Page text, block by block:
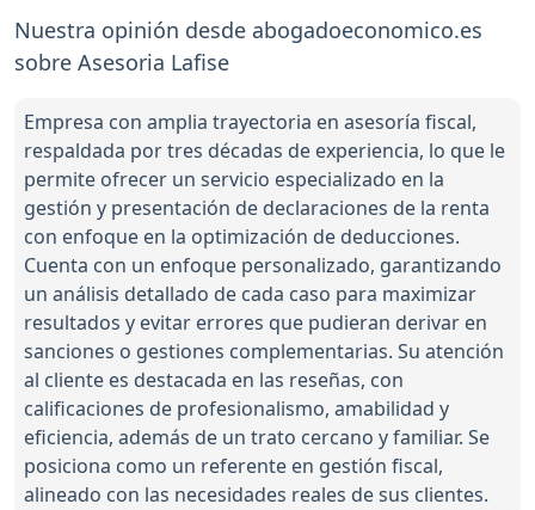
Nuestra opinión desde abogadoeconomico.es
sobre Asesoria Lafise
Empresa con amplia trayectoria en asesoría fiscal,
respaldada por tres décadas de experiencia, lo que le
permite ofrecer un servicio especializado en la
gestión y presentación de declaraciones de la renta
con enfoque en la optimización de deducciones.
Cuenta con un enfoque personalizado, garantizando
un análisis detallado de cada caso para maximizar
resultados y evitar errores que pudieran derivar en
sanciones o gestiones complementarias. Su atención
al cliente es destacada en las reseñas, con
calificaciones de profesionalismo, amabilidad y
eficiencia, además de un trato cercano y familiar. Se
posiciona como un referente en gestión fiscal,
alineado con las necesidades reales de sus clientes.